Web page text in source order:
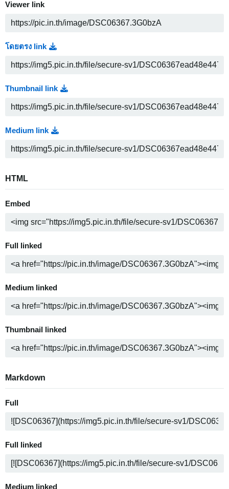
Viewer link
โดยตรง link
Thumbnail link
Medium link
HTML
Embed
Full linked
Medium linked
Thumbnail linked
Markdown
Full
Full linked
Medium linked